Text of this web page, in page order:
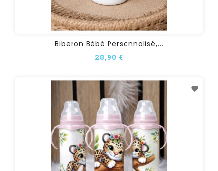
Biberon Bébé Personnalisé,...
28,90 €